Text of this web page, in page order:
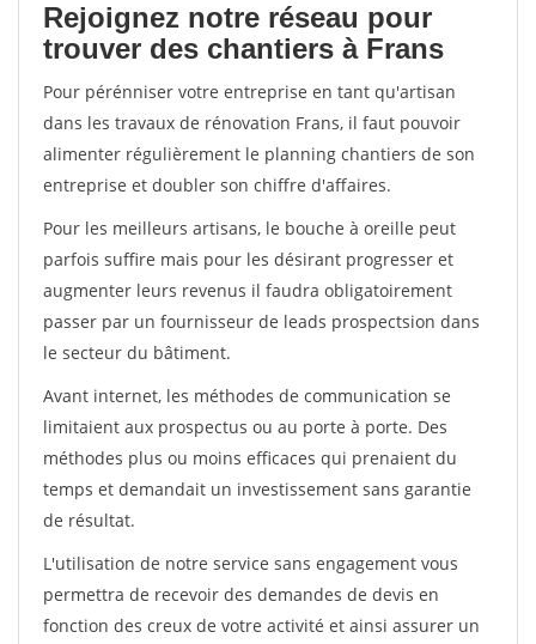
Rejoignez notre réseau pour
trouver des chantiers à Frans
Pour pérénniser votre entreprise en tant qu'artisan
dans les travaux de rénovation Frans, il faut pouvoir
alimenter régulièrement le planning chantiers de son
entreprise et doubler son chiffre d'affaires.
Pour les meilleurs artisans, le bouche à oreille peut
parfois suffire mais pour les désirant progresser et
augmenter leurs revenus il faudra obligatoirement
passer par un fournisseur de leads prospectsion dans
le secteur du bâtiment.
Avant internet, les méthodes de communication se
limitaient aux prospectus ou au porte à porte. Des
méthodes plus ou moins efficaces qui prenaient du
temps et demandait un investissement sans garantie
de résultat.
L'utilisation de notre service sans engagement vous
permettra de recevoir des demandes de devis en
fonction des creux de votre activité et ainsi assurer un